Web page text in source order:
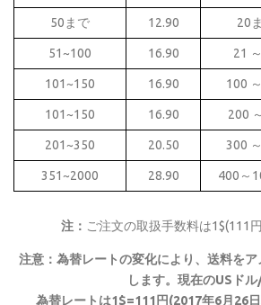
50まで 12.90 20
51~100 16.90 21
101~150 16.90 100
101~150 16.90 200
201~350 20.50 300
351~2000 28.90 400～
注： ご注文の取扱手数料は1$(111
注意：為替レートの変化により、送料を
します。現在のUSド
為替レートは1$=111円(2017年6月26日